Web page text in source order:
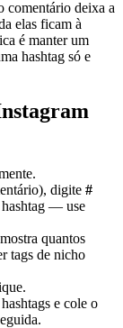
comentário deixa a
elas ficam à
é manter um
hashtag só e
digite #
hashtag — use
quantos
tags de nicho
e cole o